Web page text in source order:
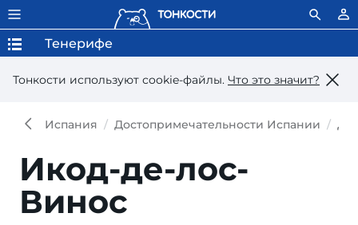
Тонкости используют сookie-файлы. Что это значит?
Тенерифе
Испания Достопримечательности Испании
Икод-де-лос-
Винос